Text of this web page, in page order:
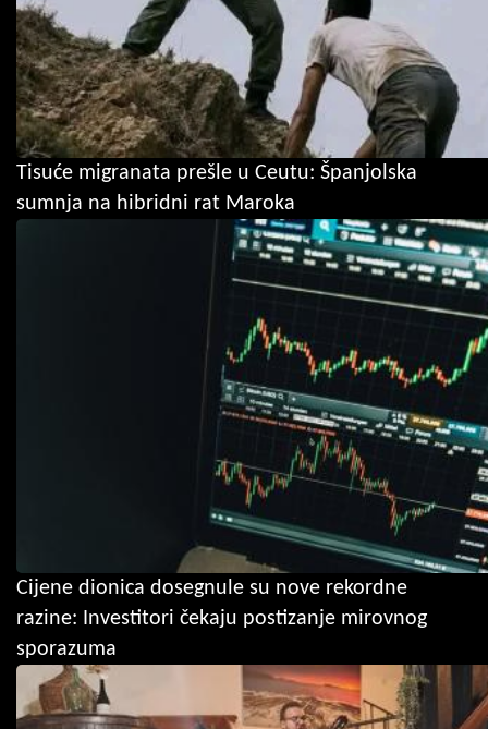
Tisuće migranata prešle u Ceutu: Španjolska
sumnja na hibridni rat Maroka
Cijene dionica dosegnule su nove rekordne
razine: Investitori čekaju postizanje mirovnog
sporazuma